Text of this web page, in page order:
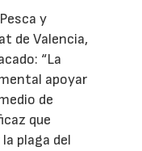
y
de Valencia,
“La
apoyar
de
que
plaga del